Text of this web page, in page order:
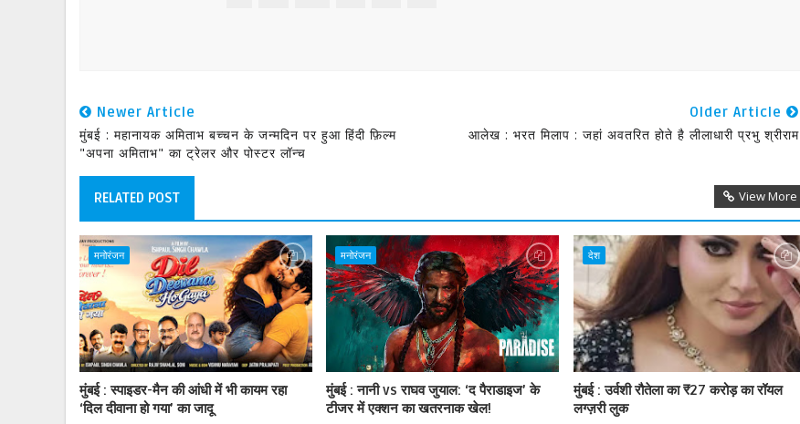
Newer Article
मुंबई : महानायक अमिताभ बच्चन के जन्मदिन पर हुआ हिंदी फ़िल्म
"अपना अमिताभ" का ट्रेलर और पोस्टर लॉन्च
Older Article
आलेख : भरत मिलाप : जहां अवतरित होते है लीलाधारी प्रभु श्रीराम
RELATED POST View More
मनोरंजन
मुंबई : स्पाइडर-मैन की आंधी में भी कायम रहा
‘दिल दीवाना हो गया’ का जादू
मनोरंजन
मुंबई : नानी vs राघव जुयाल: ‘द पैराडाइज’ के
टीजर में एक्शन का खतरनाक खेल!
देश
मुंबई : उर्वशी रौतेला का ₹27 करोड़ का रॉयल
लग्ज़री लुक